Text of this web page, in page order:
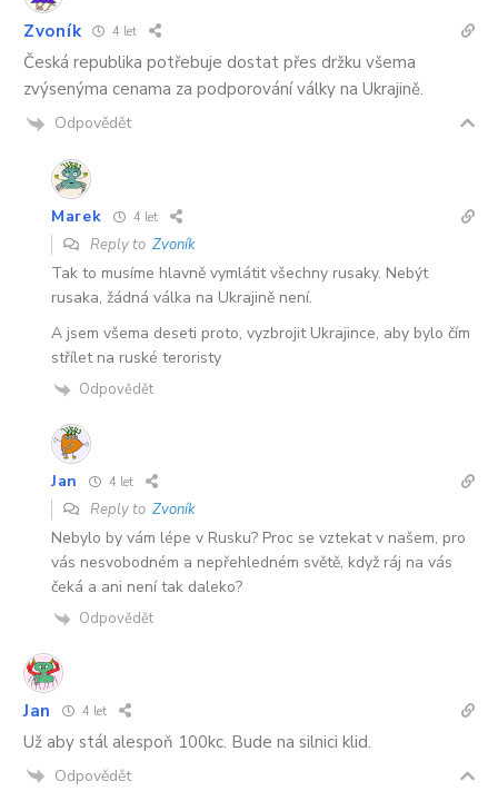
Zvoník 4 let
Česká republika potřebuje dostat přes držku všema
zvýsenýma cenama za podporování války na Ukrajině.
Odpovědět
Marek 4 let
Reply to Zvoník
Tak to musíme hlavně vymlátit všechny rusaky. Nebýt
rusaka, žádná válka na Ukrajině není.
A jsem všema deseti proto, vyzbrojit Ukrajince, aby bylo čím
střílet na ruské teroristy
Odpovědět
Jan 4 let
Reply to Zvoník
Nebylo by vám lépe v Rusku? Proc se vztekat v našem, pro
vás nesvobodném a nepřehledném světě, když ráj na vás
čeká a ani není tak daleko?
Odpovědět
Jan 4 let
Už aby stál alespoň 100kc. Bude na silnici klid.
Odpovědět